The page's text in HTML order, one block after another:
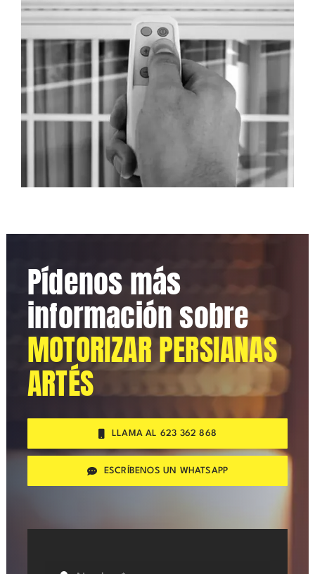
Pídenos más
información sobre
MOTORIZAR PERSIANAS
ARTÉS
LLAMA AL 623 362 868
ESCRÍBENOS UN WHATSAPP